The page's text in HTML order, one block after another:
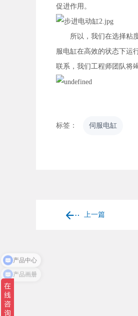
促进作用。
所以，我们在选择粘度
服电缸在高效的状态下运
联系，我们工程师团队将
标签： 伺服电缸
上一篇